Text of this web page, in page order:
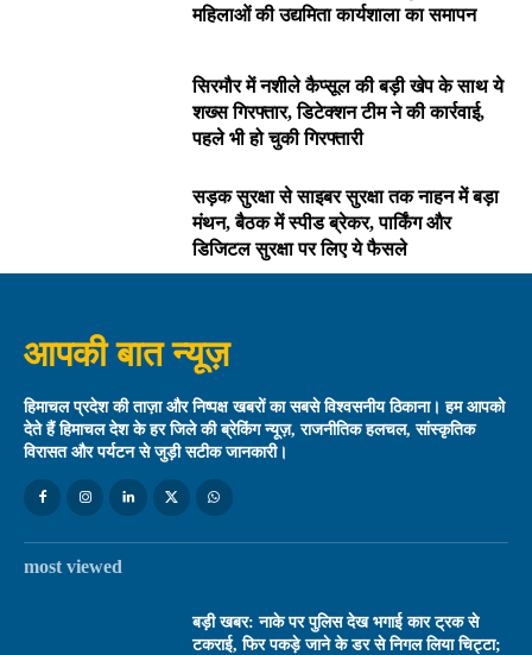
महिलाओं की उद्यमिता कार्यशाला का समापन
सिरमौर में नशीले कैप्सूल की बड़ी खेप के साथ ये
शख्स गिरफ्तार, डिटेक्शन टीम ने की कार्रवाई,
पहले भी हो चुकी गिरफ्तारी
सड़क सुरक्षा से साइबर सुरक्षा तक नाहन में बड़ा
मंथन, बैठक में स्पीड ब्रेकर, पार्किंग और
डिजिटल सुरक्षा पर लिए ये फैसले
आपकी बात न्यूज़
हिमाचल प्रदेश की ताज़ा और निष्पक्ष खबरों का सबसे विश्वसनीय ठिकाना। हम आपको
देते हैं हिमाचल देश के हर जिले की ब्रेकिंग न्यूज़, राजनीतिक हलचल, सांस्कृतिक
विरासत और पर्यटन से जुड़ी सटीक जानकारी।
most viewed
बड़ी खबर: नाके पर पुलिस देख भगाई कार ट्रक से
टकराई, फिर पकड़े जाने के डर से निगल लिया चिट्टा;